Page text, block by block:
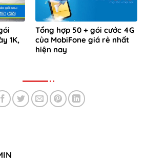
1K,
Tổng hợp 50 + gói cước 4G
của MobiFone giá rẻ nhất
hiện nay